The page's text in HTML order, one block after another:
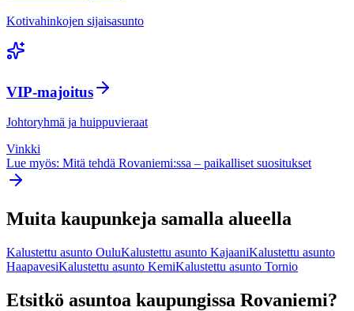
Kotivahinkojen sijaisasunto
VIP-majoitus
Johtoryhmä ja huippuvieraat
Vinkki
Lue myös: Mitä tehdä Rovaniemi:ssa – paikalliset suositukset
Muita kaupunkeja samalla alueella
Kalustettu asunto OuluKalustettu asunto KajaaniKalustettu asunto
HaapavesiKalustettu asunto KemiKalustettu asunto Tornio
Etsitkö asuntoa kaupungissa Rovaniemi?